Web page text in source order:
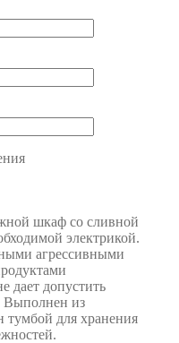
шкаф со сливной
электрикой.
агрессивными
дает допустить
Выполнен из
тумбой для хранения